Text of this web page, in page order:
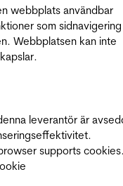
webbplats användbar
som
Webbplatsen kan inte
leverantör är
supports